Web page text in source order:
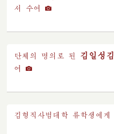
서 수여
단체의 명의로 된 김일성
여
김형직사범대학 류학생에